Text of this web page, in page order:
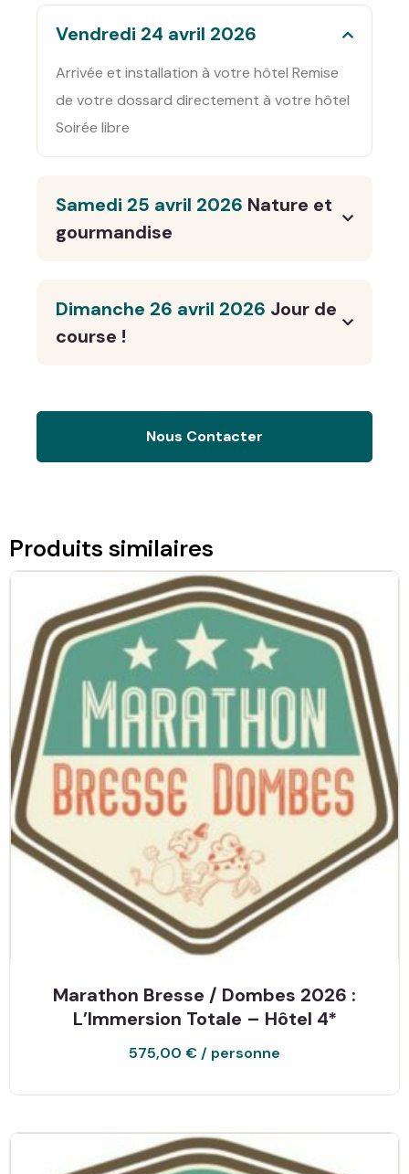
Vendredi 24 avril 2026
Arrivée et installation à votre hôtel Remise
de votre dossard directement à votre hôtel
Soirée libre
Samedi 25 avril 2026 Nature et
gourmandise
Dimanche 26 avril 2026 Jour de
course !
Nous Contacter
Produits similaires
Marathon Bresse / Dombes 2026 :
L’Immersion Totale – Hôtel 4*
575,00 €